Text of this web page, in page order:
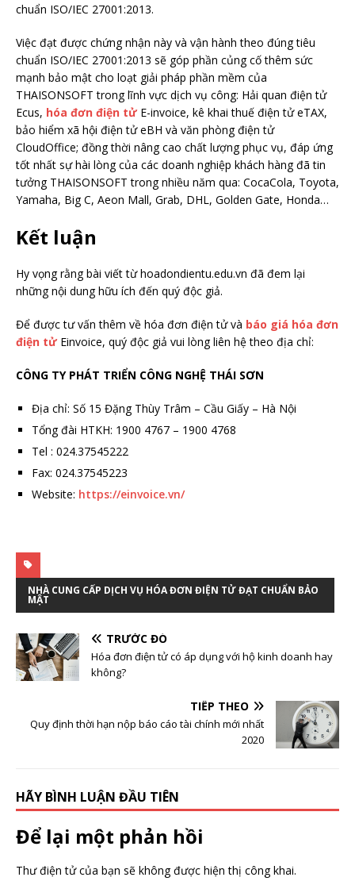
chuẩn ISO/IEC 27001:2013.
Việc đạt được chứng nhận này và vận hành theo đúng tiêu
chuẩn ISO/IEC 27001:2013 sẽ góp phần củng cố thêm sức
mạnh bảo mật cho loạt giải pháp phần mềm của
THAISONSOFT trong lĩnh vực dịch vụ công: Hải quan điện tử
Ecus, hóa đơn điện tửE-invoice, kê khai thuế điện tử eTAX,
bảo hiểm xã hội điện tử eBH và văn phòng điện tử
CloudOffice; đồng thời nâng cao chất lượng phục vụ, đáp ứng
tốt nhất sự hài lòng của các doanh nghiệp khách hàng đã tin
tưởng THAISONSOFT trong nhiều năm qua: CocaCola, Toyota,
Yamaha, Big C, Aeon Mall, Grab, DHL, Golden Gate, Honda…
Kết luận
Hy vọng rằng bài viết từ hoadondientu.edu.vn đã đem lại
những nội dung hữu ích đến quý độc giả.
Để được tư vấn thêm về hóa đơn điện tử và báo giá hóa đơn
điện tửEinvoice, quý độc giả vui lòng liên hệ theo địa chỉ:
CÔNG TY PHÁT TRIỂN CÔNG NGHỆ THÁI SƠN
Địa chỉ: Số 15 Đặng Thùy Trâm – Cầu Giấy – Hà Nội
Tổng đài HTKH: 1900 4767 – 1900 4768
Tel : 024.37545222
Fax: 024.37545223
Website: https://einvoice.vn/
NHÀ CUNG CẤP DỊCH VỤ HÓA ĐƠN ĐIỆN TỬ ĐẠT CHUẨN BẢO
MẬT
TRƯỚC ĐÓ
Hóa đơn điện tử có áp dụng với hộ kinh doanh hay
không?
TIẾP THEO
Quy định thời hạn nộp báo cáo tài chính mới nhất
2020
HÃY BÌNH LUẬN ĐẦU TIÊN
Để lại một phản hồi
Thư điện tử của bạn sẽ không được hiện thị công khai.